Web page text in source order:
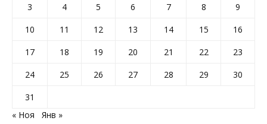
3
4 5 6 7 8
9
10
11 12 13 14 15
16
17
18 19 20 21 22
23
24
25 26 27 28 29
30
31
« Ноя
Янв »